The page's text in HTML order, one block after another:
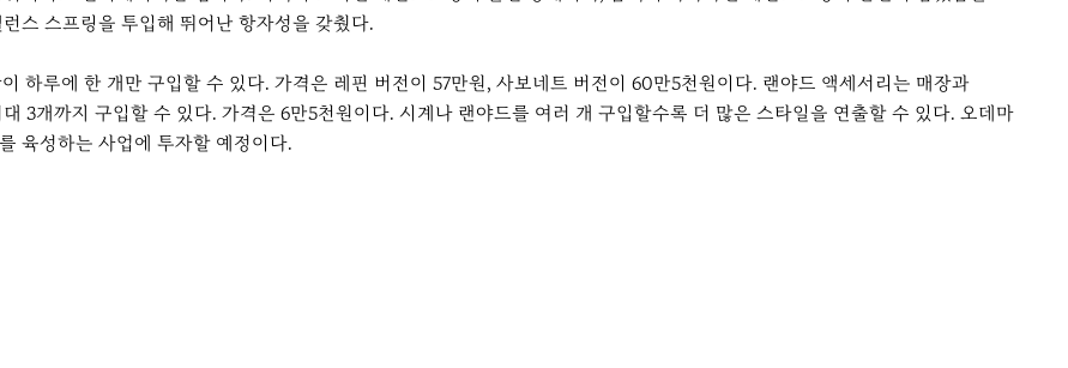
스 스프링을 투입해 뛰어난 항자성을 갖췄다.
하루에 한 개만 구입할 수 있다. 가격은 레핀 버전이 57만원, 사보네트 버전이 60만5천원이다. 랜야드 액세서리는 매장과
3개까지 구입할 수 있다. 가격은 6만5천원이다. 시계나 랜야드를 여러 개 구입할수록 더 많은 스타일을 연출할 수 있다. 오데마
육성하는 사업에 투자할 예정이다.